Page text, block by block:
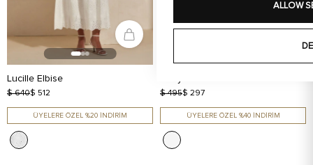
ALLOW
Lucille Elbise
$ 640$ 512
ÜYELERE ÖZEL %20 İNDİRİM
$ 495$ 297
ÜYELERE ÖZEL %40 İNDİRİM